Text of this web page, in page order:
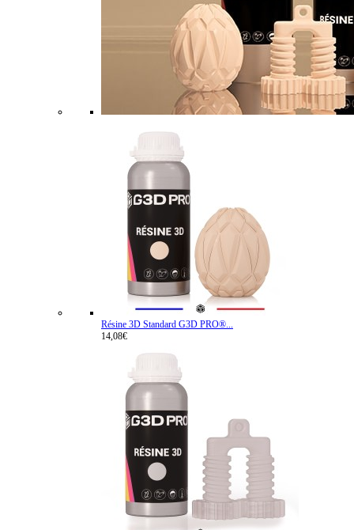
Résine 3D Standard G3D PRO®...
14,08€